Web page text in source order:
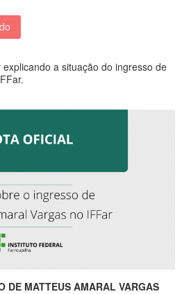
a situação do ingresso de
DE MATTEUS AMARAL VARGAS